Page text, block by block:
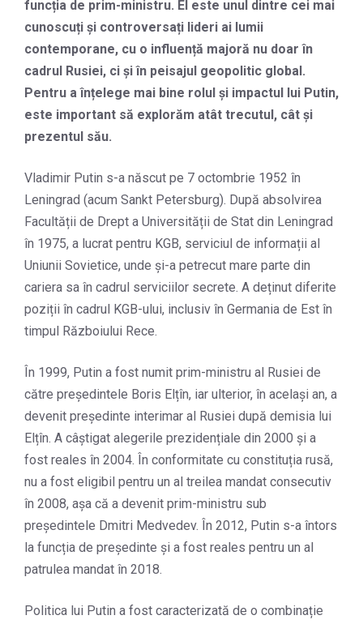
funcția de prim-ministru. El este unul dintre cei mai
cunoscuți și controversați lideri ai lumii
contemporane, cu o influență majoră nu doar în
cadrul Rusiei, ci și în peisajul geopolitic global.
Pentru a înțelege mai bine rolul și impactul lui Putin,
este important să explorăm atât trecutul, cât și
prezentul său.
Vladimir Putin s-a născut pe 7 octombrie 1952 în
Leningrad (acum Sankt Petersburg). După absolvirea
Facultății de Drept a Universității de Stat din Leningrad
în 1975, a lucrat pentru KGB, serviciul de informații al
Uniunii Sovietice, unde și-a petrecut mare parte din
cariera sa în cadrul serviciilor secrete. A deținut diferite
poziții în cadrul KGB-ului, inclusiv în Germania de Est în
timpul Războiului Rece.
În 1999, Putin a fost numit prim-ministru al Rusiei de
către președintele Boris Elțîn, iar ulterior, în același an, a
devenit președinte interimar al Rusiei după demisia lui
Elțîn. A câștigat alegerile prezidențiale din 2000 și a
fost reales în 2004. În conformitate cu constituția rusă,
nu a fost eligibil pentru un al treilea mandat consecutiv
în 2008, așa că a devenit prim-ministru sub
președintele Dmitri Medvedev. În 2012, Putin s-a întors
la funcția de președinte și a fost reales pentru un al
patrulea mandat în 2018.
Politica lui Putin a fost caracterizată de o combinație